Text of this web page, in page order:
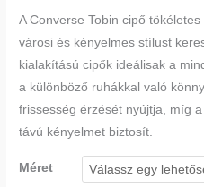
A Converse Tobin cipő
városi és kényelmes stílust
kialakítású cipők ideálisak a
a különböző ruhákkal való
frissesség érzését nyújtja, míg
távú kényelmet biztosít.
Méret